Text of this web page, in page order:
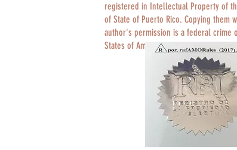
registered in Intellectual Property of
of State of Puerto Rico. Copying them
author's permission is a federal crime
States of America.